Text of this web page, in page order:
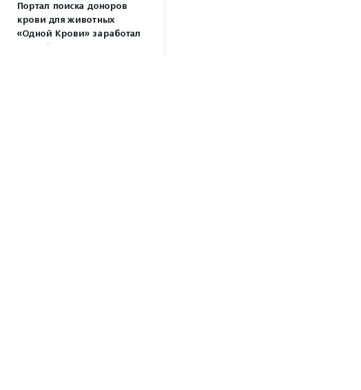
Портал поиска доноров
крови для животных
«Одной Крови» заработал
по всей России